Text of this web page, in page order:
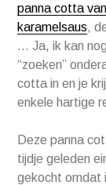
panna cotta
karamelsaus,
… Ja, ik kan
“zoeken”
cotta in en je
enkele hartige
Deze panna
tijdje geleden
gekocht omdat